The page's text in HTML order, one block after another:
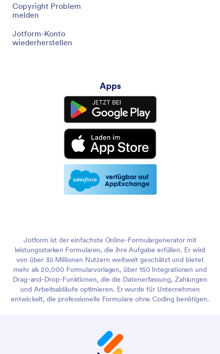
Copyright Problem
melden
Jotform-Konto
wiederherstellen
Apps
Jotform ist der einfachste Online-Formulargenerator mit
leistungsstarken Formularen, die ihre Aufgabe erfüllen. Er wird
von über 35 Millionen Nutzern weltweit geschätzt und bietet
mehr als 20,000 Formularvorlagen, über 150 Integrationen und
Drag-and-Drop-Funktionen, die die Datenerfassung, Zahlungen
und Arbeitsabläufe optimieren. Er wurde für Unternehmen
entwickelt, die professionelle Formulare ohne Coding benötigen.